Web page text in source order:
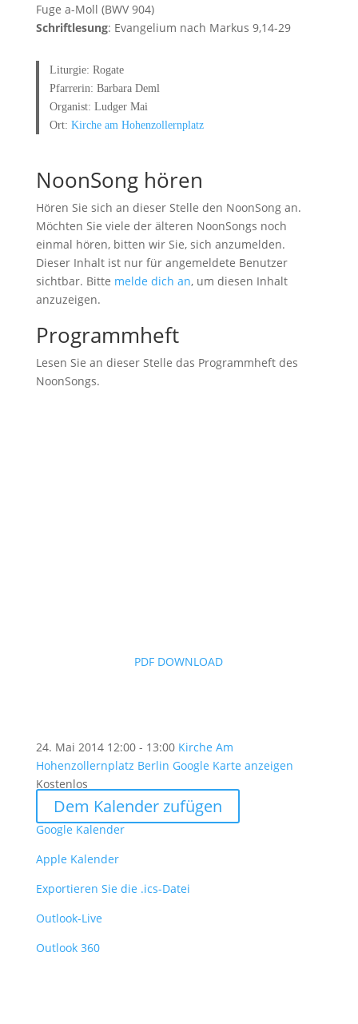
Fuge a-Moll (BWV 904)
Schriftlesung: Evangelium nach Markus 9,14-29
Liturgie: Rogate
Pfarrerin: Barbara Deml
Organist: Ludger Mai
Ort:Kirche am Hohenzollernplatz
NoonSong hören
Hören Sie sich an dieser Stelle den NoonSong an.
Möchten Sie viele der älteren NoonSongs noch
einmal hören, bitten wir Sie, sich anzumelden.
Dieser Inhalt ist nur für angemeldete Benutzer
sichtbar. Bitte melde dich an, um diesen Inhalt
anzuzeigen.
Programmheft
Lesen Sie an dieser Stelle das Programmheft des
NoonSongs.
PDF DOWNLOAD
24. Mai 2014 12:00 - 13:00 Kirche Am
Hohenzollernplatz Berlin Google Karte anzeigen
Kostenlos
Dem Kalender zufügen
Google Kalender
Apple Kalender
Exportieren Sie die .ics-Datei
Outlook-Live
Outlook 360